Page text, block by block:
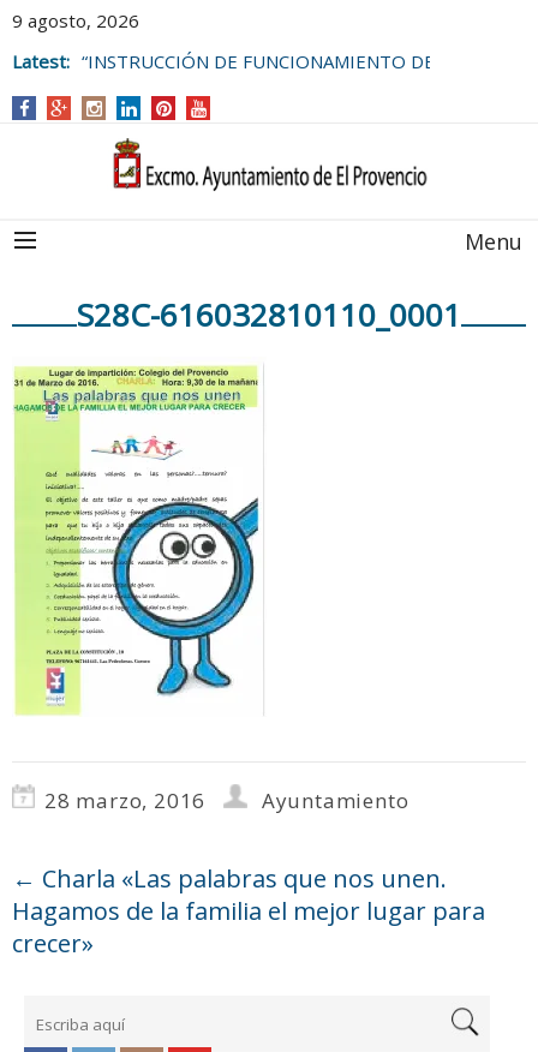
9 agosto, 2026
Latest: “INSTRUCCIÓN DE FUNCIONAMIENTO DE
AYUNTAMIENTO DE EL PROVENCIO
Menu
S28C-616032810110_0001
28 marzo, 2016 Ayuntamiento
← Charla «Las palabras que nos unen.
Hagamos de la familia el mejor lugar para
crecer»